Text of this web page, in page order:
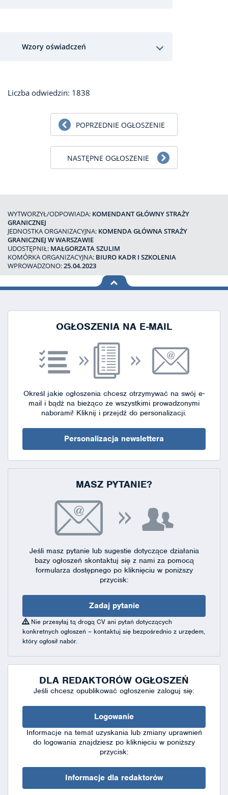
Wzory oświadczeń
Liczba odwiedzin: 1838
POPRZEDNIE OGŁOSZENIE
NASTĘPNE OGŁOSZENIE
WYTWORZYŁ/ODPOWIADA: KOMENDANT GŁÓWNY STRAŻY
GRANICZNEJ
JEDNOSTKA ORGANIZACYJNA: KOMENDA GŁÓWNA STRAŻY
GRANICZNEJ W WARSZAWIE
UDOSTĘPNIŁ: MAŁGORZATA SZULIM
KOMÓRKA ORGANIZACYJNA: BIURO KADR I SZKOLENIA
WPROWADZONO:25.04.2023
na górę
OGŁOSZENIA NA E-MAIL
Określ jakie ogłoszenia chcesz otrzymywać na swój e-
mail i bądź na bieżąco ze wszystkimi prowadzonymi
naborami! Kliknij i przejdź do personalizacji.
Personalizacja newslettera
MASZ PYTANIE?
Jeśli masz pytanie lub sugestie dotyczące działania
bazy ogłoszeń skontaktuj się z nami za pomocą
formularza dostępnegopo kliknięciu w poniższy
przycisk:
Zadaj pytanie
Nie przesyłaj tą drogą CV ani pytań dotyczących
konkretnych ogłoszeń – kontaktuj się bezpośrednio z urzędem,
który ogłosił nabór.
DLA REDAKTORÓW OGŁOSZEŃ
Jeśli chcesz opublikować ogłoszenie zaloguj się:
Logowanie
Informacje na temat uzyskania lub zmiany uprawnień
do logowania znajdziesz po kliknięciu w poniższy
przycisk:
Informacje dla redaktorów